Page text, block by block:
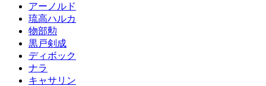
アーノルド
琉高ハルカ
物部勲
黒戸剣成
ディボック
ナラ
キャサリン